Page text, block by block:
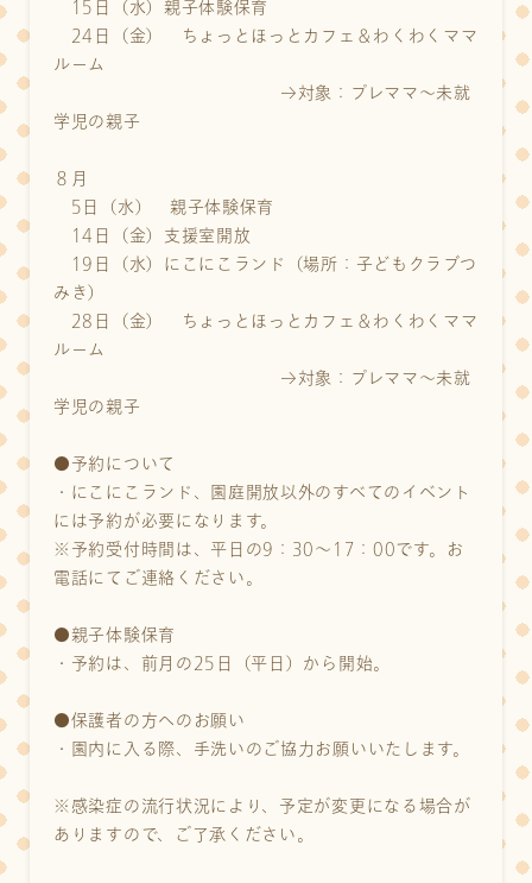
15日（水）親子体験保育
24日（金） ちょっとほっとカフェ＆わくわくママ
ルーム
→対象：プレママ～未就
学児の親子
８月
5日（水） 親子体験保育
14日（金）支援室開放
19日（水）にこにこランド（場所：子どもクラブつ
みき）
28日（金） ちょっとほっとカフェ＆わくわくママ
ルーム
→対象：プレママ～未就
学児の親子
●予約について
・にこにこランド、園庭開放以外のすべてのイベント
には予約が必要になります。
※予約受付時間は、平日の9：30～17：00です。お
電話にてご連絡ください。
●親子体験保育
・予約は、前月の25日（平日）から開始。
●保護者の方へのお願い
・園内に入る際、手洗いのご協力お願いいたします。
※感染症の流行状況により、予定が変更になる場合が
ありますので、ご了承ください。